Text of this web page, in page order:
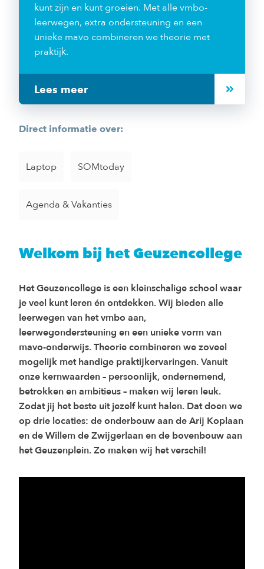
kunt zijn en kunt groeien. Met alle vmbo-
leerwegen, extra ondersteuning en een
unieke mavo combineren we theorie met
praktijk.
Lees meer
Direct informatie over:
Laptop SOMtoday
Agenda & Vakanties
Welkom bij het Geuzencollege
Het Geuzencollege is een kleinschalige school waar
je veel kunt leren én ontdekken. Wij bieden alle
leerwegen van het vmbo aan,
leerwegondersteuning en een unieke vorm van
mavo-onderwijs. Theorie combineren we zoveel
mogelijk met handige praktijkervaringen. Vanuit
onze kernwaarden – persoonlijk, ondernemend,
betrokken en ambitieus – maken wij leren leuk.
Zodat jij het beste uit jezelf kunt halen. Dat doen we
op drie locaties: de onderbouw aan de Arij Koplaan
en de Willem de Zwijgerlaan en de bovenbouw aan
het Geuzenplein. Zo maken wij het verschil!